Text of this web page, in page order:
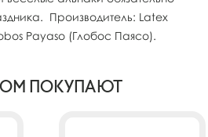
Производитель: Latex
Payaso (Глобос Паясо).
покупают